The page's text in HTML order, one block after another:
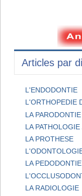
Articles par
L'ENDODONTIE
L'ORTHOPEDIE
LA
LA
LA PROTHESE
LA PEDODONTIE
LA RADIOLOGIE